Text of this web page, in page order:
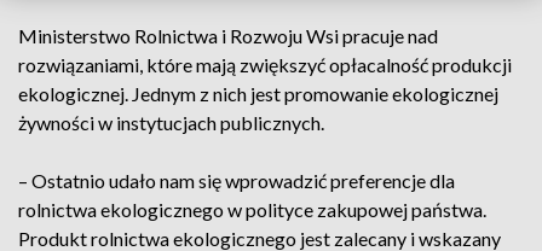
Ministerstwo Rolnictwa i Rozwoju Wsi pracuje nad
rozwiązaniami, które mają zwiększyć opłacalność produkcji
ekologicznej. Jednym z nich jest promowanie ekologicznej
żywności w instytucjach publicznych.
– Ostatnio udało nam się wprowadzić preferencje dla
rolnictwa ekologicznego w polityce zakupowej państwa.
Produkt rolnictwa ekologicznego jest zalecany i wskazany